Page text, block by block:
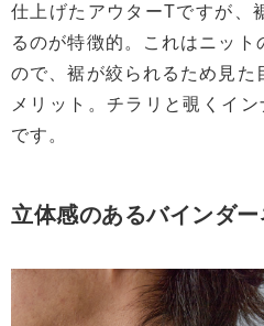
仕上げたアウターTですが、
るのが特徴的。これはニット
ので、裾が絞られるため見た
メリット。チラリと覗くイ
です。
立体感のあるバインダー